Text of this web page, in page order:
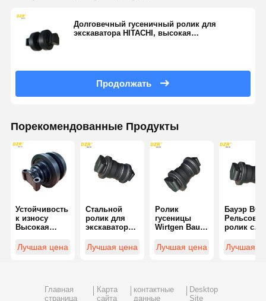
Долговечный гусеничный ролик для
экскаватора HITACHI, высокая
Продолжать
Порекомендованные Продукты
Устойчивость
к износу
Высокая
Quy50
Кребежный
Рельсовые
колеса с
Лучшая цена
Стальной
ролик для
экскаватора
настраиваемый
Лучшая цена
Ролик
гусеницы
Wirtgen Bauer
экскаваторов
Лучшая цена
Бауэр
ролик с
для
Лучшая
Главная
страница
Карта
сайта
контактные
данные
Desktop
Site